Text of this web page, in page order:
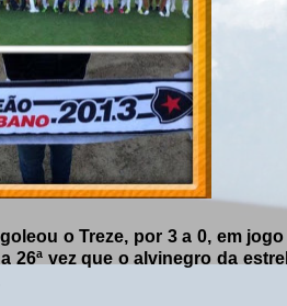
o Treze, por 3 a 0, em
26ª vez que o alvinegro da